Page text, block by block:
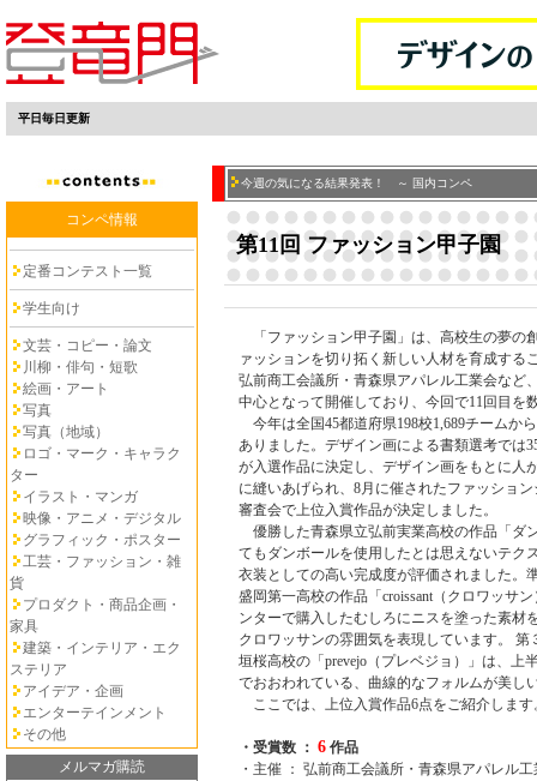
平日毎日更新
今週の気になる結果発表！ ～ 国内コンペ
コンペ情報
定番コンテスト一覧
学生向け
文芸・コピー・論文
川柳・俳句・短歌
絵画・アート
写真
写真（地域）
ロゴ・マーク・キャラク
ター
イラスト・マンガ
映像・アニメ・デジタル
グラフィック・ポスター
工芸・ファッション・雑
貨
プロダクト・商品企画・
家具
建築・インテリア・エク
ステリア
アイデア・企画
エンターテインメント
その他
メルマガ購読
第11回 ファッション甲子園
「ファッション甲子園」は、高校生の夢の
ァッションを切り拓く新しい人材を育成する
弘前商工会議所・青森県アパレル工業会など
中心となって開催しており、今回で11回目を
今年は全国45都道府県198校1,689チームか
ありました。デザイン画による書類選考では
が入選作品に決定し、デザイン画をもとに人
に縫いあげられ、8月に催されたファッショ
審査会で上位入賞作品が決定しました。
優勝した青森県立弘前実業高校の作品「ダ
てもダンボールを使用したとは思えないテク
衣装としての高い完成度が評価されました。
盛岡第一高校の作品「croissant（クロワッサ
ンターで購入したむしろにニスを塗った素材
クロワッサンの雰囲気を表現しています。 第
垣桜高校の「prevejo（プレベジョ）」は、上
でおおわれている、曲線的なフォルムが美し
ここでは、上位入賞作品6点をご紹介します
・受賞数 ： 6 作品
・主催 ： 弘前商工会議所・青森県アパレル